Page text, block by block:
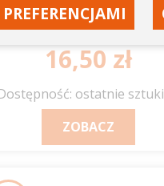
półmiękkie wołowina
BALTICA
16,50 zł
ostatnie sztuki
ZOBACZ